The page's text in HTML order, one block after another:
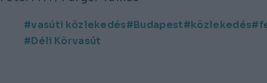
vasúti közlekedés Budapest közlekedés
Déli Körvasút